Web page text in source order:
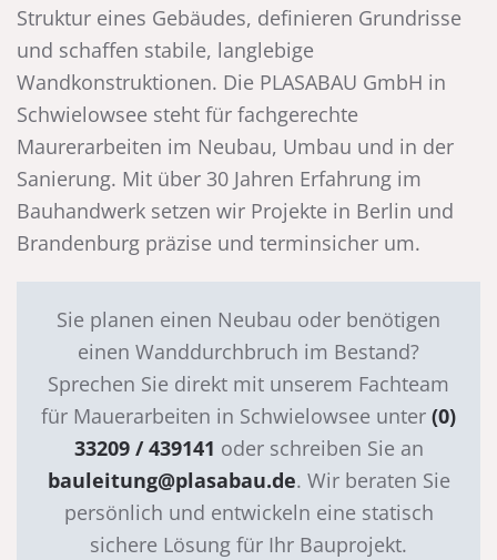
Struktur eines Gebäudes, definieren Grundrisse
und schaffen stabile, langlebige
Wandkonstruktionen. Die PLASABAU GmbH in
Schwielowsee steht für fachgerechte
Maurerarbeiten im Neubau, Umbau und in der
Sanierung. Mit über 30 Jahren Erfahrung im
Bauhandwerk setzen wir Projekte in Berlin und
Brandenburg präzise und terminsicher um.
Sie planen einen Neubau oder benötigen
einen Wanddurchbruch im Bestand?
Sprechen Sie direkt mit unserem Fachteam
für Mauerarbeiten in Schwielowsee unter (0)
33209 / 439141 oder schreiben Sie an
bauleitung@plasabau.de. Wir beraten Sie
persönlich und entwickeln eine statisch
sichere Lösung für Ihr Bauprojekt.